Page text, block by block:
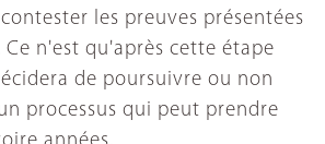
les preuves présentées
n'est qu'après cette étape
de poursuivre ou non
processus qui peut prendre